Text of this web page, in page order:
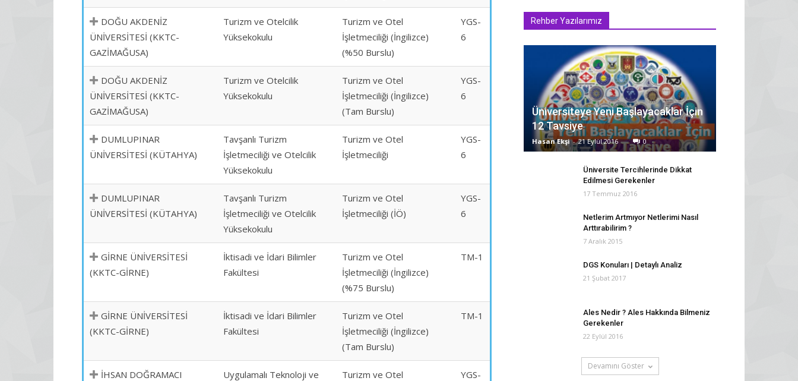
DOĞU AKDENİZ
ÜNİVERSİTESİ (KKTC-
GAZİMAĞUSA)
Turizm ve Otelcilik
Yüksekokulu
Turizm ve Otel
İşletmeciliği (İngilizce)
(%50 Burslu)
YGS-
6
DOĞU AKDENİZ
ÜNİVERSİTESİ (KKTC-
GAZİMAĞUSA)
Turizm ve Otelcilik
Yüksekokulu
Turizm ve Otel
İşletmeciliği (İngilizce)
(Tam Burslu)
YGS-
6
DUMLUPINAR
ÜNİVERSİTESİ (KÜTAHYA)
Tavşanlı Turizm
İşletmeciliği ve Otelcilik
Yüksekokulu
Turizm ve Otel
İşletmeciliği
YGS-
6
DUMLUPINAR
ÜNİVERSİTESİ (KÜTAHYA)
Tavşanlı Turizm
İşletmeciliği ve Otelcilik
Yüksekokulu
Turizm ve Otel
İşletmeciliği (İÖ)
YGS-
6
GİRNE ÜNİVERSİTESİ
(KKTC-GİRNE)
İktisadi ve İdari Bilimler
Fakültesi
Turizm ve Otel
İşletmeciliği (İngilizce)
(%75 Burslu)
TM-1
GİRNE ÜNİVERSİTESİ
(KKTC-GİRNE)
İktisadi ve İdari Bilimler
Fakültesi
Turizm ve Otel
İşletmeciliği (İngilizce)
(Tam Burslu)
TM-1
İHSAN DOĞRAMACI
Uygulamalı Teknoloji ve
Turizm ve Otel
YGS-
Rehber Yazılarımız
Üniversiteye Yeni Başlayacaklar İçin
12 Tavsiye
Hasan Ekşi - 21 Eylül 2016 0
Üniversite Tercihlerinde Dikkat
Edilmesi Gerekenler
17 Temmuz 2016
Netlerim Artmıyor Netlerimi Nasıl
Arttırabilirim ?
7 Aralık 2015
DGS Konuları | Detaylı Analiz
21 Şubat 2017
Ales Nedir ? Ales Hakkında Bilmeniz
Gerekenler
22 Eylül 2016
Devamını Göster